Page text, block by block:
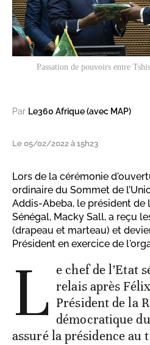
Passation de pouvoirs entre
Par Le360 Afrique (avec MAP)
Le 05/02/2022 à 15h23
Lors de la cérémonie
ordinaire du Sommet de
Addis-Abeba, le président de
Sénégal, Macky Sall, a reçu
(drapeau et marteau) et
Président en exercice de
L e chef de l’Etat
relais après
Président de la
démocratique
assuré la présidence au